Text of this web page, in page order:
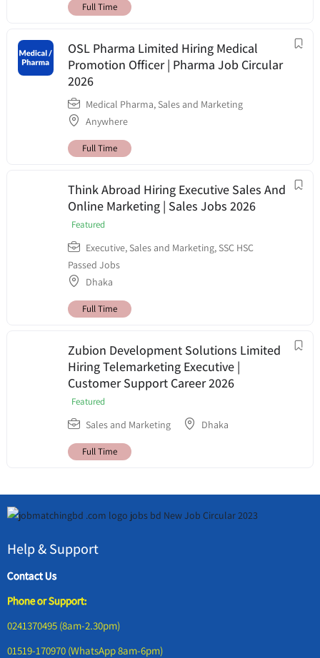
Full Time
OSL Pharma Limited Hiring Medical
Promotion Officer | Pharma Job Circular
2026
Medical Pharma, Sales and Marketing
Anywhere
Full Time
Think Abroad Hiring Executive Sales And
Online Marketing | Sales Jobs 2026
Featured
Executive, Sales and Marketing, SSC HSC
Passed Jobs
Dhaka
Full Time
Zubion Development Solutions Limited
Hiring Telemarketing Executive |
Customer Support Career 2026
Featured
Sales and Marketing Dhaka
Full Time
Help & Support
Contact Us
Phone or Support:
0241370495 (8am-2.30pm)
01519-170970 (WhatsApp 8am-6pm)